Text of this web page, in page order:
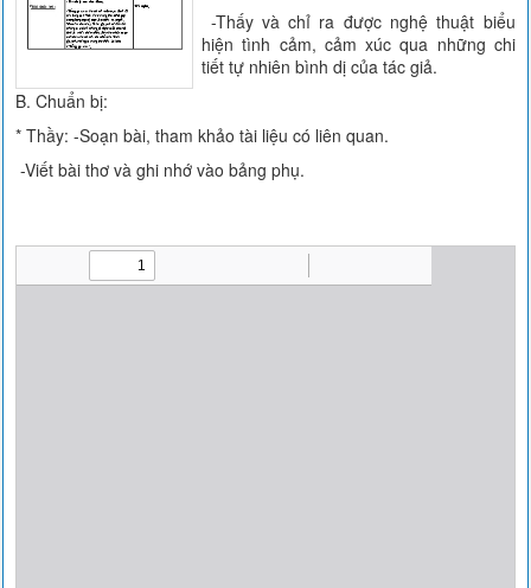
-Thấy và chỉ ra được nghệ thuật biểu
hiện tình cảm, cảm xúc qua những chi
tiết tự nhiên bình dị của tác giả.
B. Chuẩn bị:
* Thầy: -Soạn bài, tham khảo tài liệu có liên quan.
-Viết bài thơ và ghi nhớ vào bảng phụ.